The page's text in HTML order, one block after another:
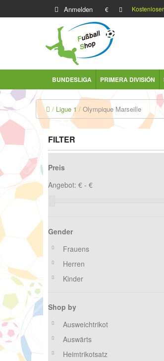
Anmelden €
BUNDESLIGA PRIMERA DIVISIÓN
Ligue 1 Olympique Marseille
FILTER
Preis
Angebot: € - €
Gender
Frauens
Herren
Kinder
Shop by
Ausweichtrikot
Auswärts
Heimtrikotsatz